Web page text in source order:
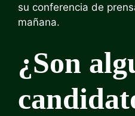
su conferencia de
mañana.
¿Son